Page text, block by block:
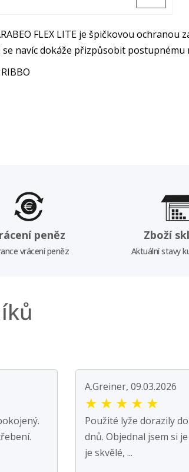
FLEX LITE je špičkovou
se navíc dokáže přizpůsobit postupnému
peněz
vrácení peněz
Zboží
Aktuální stavy
A.Greiner, 09.03.2026
★ ★ ★ ★ ★
Použité lyže dorazily
dnů. Objednal jsem si
je skvělé, ...